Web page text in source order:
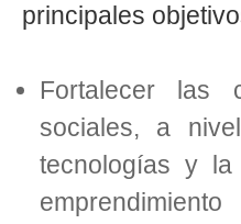
principales
Fortalecer las
sociales, a
tecnologías y